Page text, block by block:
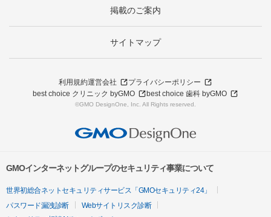
掲載のご案内
サイトマップ
利用規約運営会社
プライバシーポリシー
best choice クリニック byGMO
best choice 歯科 byGMO
©GMO DesignOne, Inc. All Rights reserved.
GMOインターネットグループのセキュリティ事業について
世界初総合ネットセキュリティサービス「GMOセキュリティ24」
パスワード漏洩診断
Webサイトリスク診断